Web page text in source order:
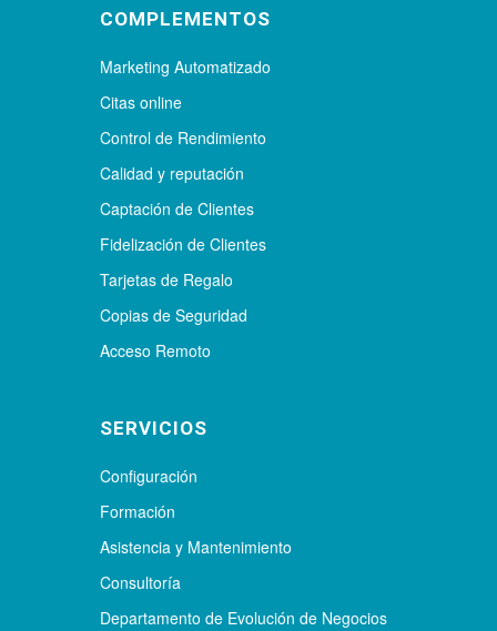
COMPLEMENTOS
Marketing Automatizado
Citas online
Control de Rendimiento
Calidad y reputación
Captación de Clientes
Fidelización de Clientes
Tarjetas de Regalo
Copias de Seguridad
Acceso Remoto
SERVICIOS
Configuración
Formación
Asistencia y Mantenimiento
Consultoría
Departamento de Evolución de Negocios